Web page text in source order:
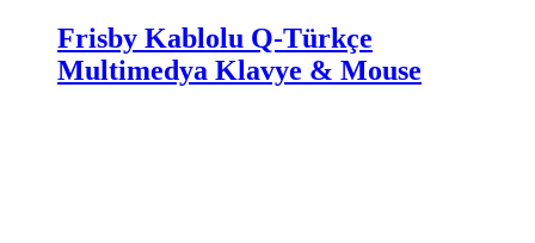
Frisby Kablolu Q-Türkçe
Multimedya Klavye & Mouse